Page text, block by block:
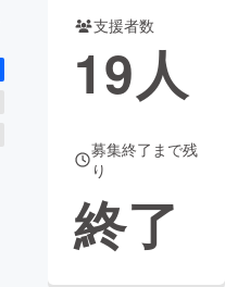
支援者数
19人
募集終了まで残
り
終了